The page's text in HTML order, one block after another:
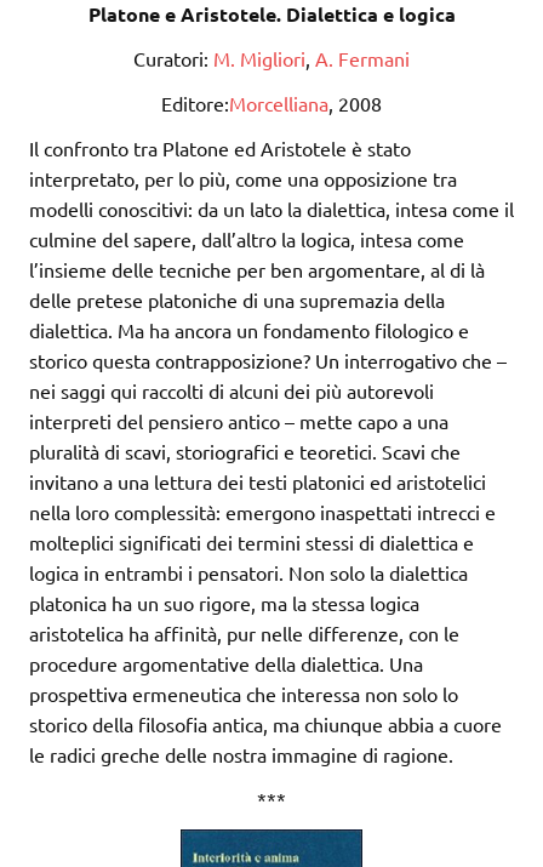
Platone e Aristotele. Dialettica e logica
Curatori: M. Migliori, A. Fermani
Editore:Morcelliana, 2008
Il confronto tra Platone ed Aristotele è stato
interpretato, per lo più, come una opposizione tra
modelli conoscitivi: da un lato la dialettica, intesa come il
culmine del sapere, dall’altro la logica, intesa come
l’insieme delle tecniche per ben argomentare, al di là
delle pretese platoniche di una supremazia della
dialettica. Ma ha ancora un fondamento filologico e
storico questa contrapposizione? Un interrogativo che –
nei saggi qui raccolti di alcuni dei più autorevoli
interpreti del pensiero antico – mette capo a una
pluralità di scavi, storiografici e teoretici. Scavi che
invitano a una lettura dei testi platonici ed aristotelici
nella loro complessità: emergono inaspettati intrecci e
molteplici significati dei termini stessi di dialettica e
logica in entrambi i pensatori. Non solo la dialettica
platonica ha un suo rigore, ma la stessa logica
aristotelica ha affinità, pur nelle differenze, con le
procedure argomentative della dialettica. Una
prospettiva ermeneutica che interessa non solo lo
storico della filosofia antica, ma chiunque abbia a cuore
le radici greche delle nostra immagine di ragione.
***